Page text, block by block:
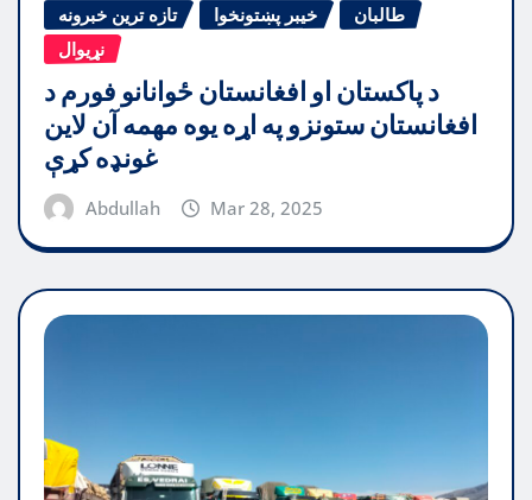
تازه ترین خبرونه
خیبر پښتونخوا
طالبان
نړیوال
د پاکستان او افغانستان ځوانانو فورم د
افغانستان ستونزو په اړه یوه مهمه آن لاین
غونډه کړې
Abdullah Mar 28, 2025